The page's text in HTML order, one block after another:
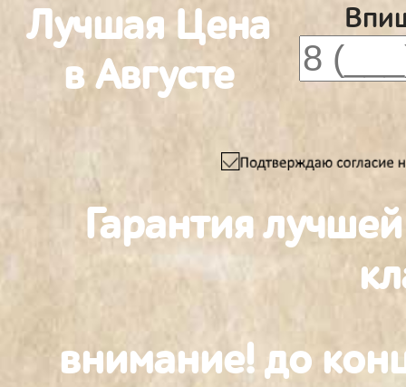
Лучшая Цена
в Августе
Гарантия
внимание! до